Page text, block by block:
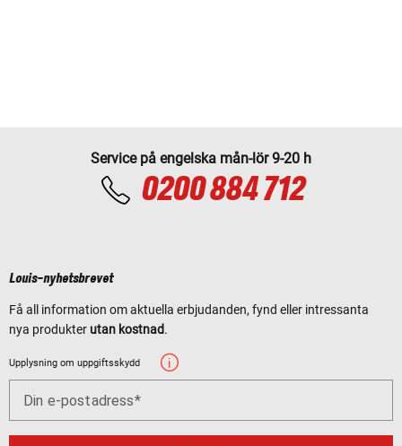
Service på engelska mån-lör 9-20 h
0200 884 712
Louis-nyhetsbrevet
Få all information om aktuella erbjudanden, fynd eller intressanta
nya produkter utan kostnad.
Upplysning om uppgiftsskydd
Din e-postadress